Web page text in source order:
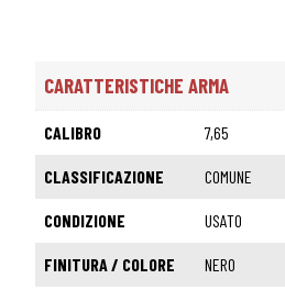
CARATTERISTICHE ARMA
CALIBRO 7,65
CLASSIFICAZIONE COMUNE
CONDIZIONE USATO
FINITURA / COLORE NERO